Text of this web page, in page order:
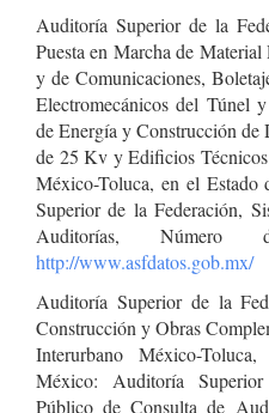
Auditoría Superior de la
Puesta en Marcha de
y de Comunicaciones,
Electromecánicos del Túnel
de Energía y Construcción de
de 25 Kv y Edificios
México-Toluca, en el
Superior de la Federación,
Auditorías, Número
http://www.asfdatos.gob.mx/
Auditoría Superior de la
Construcción y Obras
Interurbano México-
México: Auditoría
Público de Consulta de